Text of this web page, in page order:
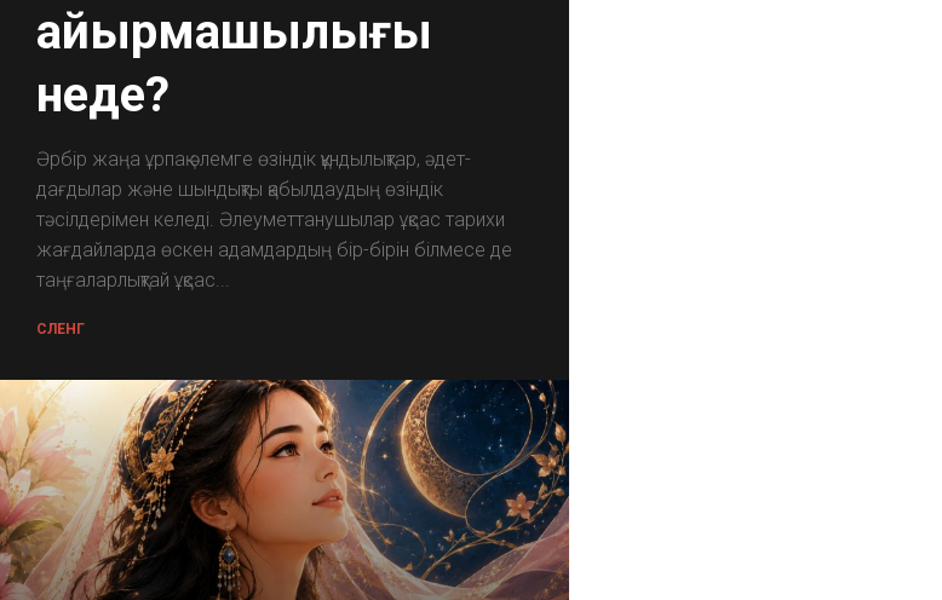
айырмашылығы
неде?
Әрбір жаңа ұрпақ әлемге өзіндік құндылықтар, әдет-
дағдылар және шындықты қабылдаудың өзіндік
тәсілдерімен келеді. Әлеуметтанушылар ұқсас тарихи
жағдайларда өскен адамдардың бір-бірін білмесе де
таңғаларлықтай ұқсас...
СЛЕНГ